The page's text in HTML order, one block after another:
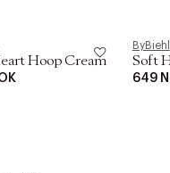
Hoop Cream
ByBiehl
Soft
649